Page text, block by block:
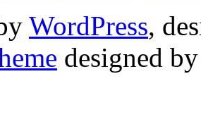
WordPress,
designed